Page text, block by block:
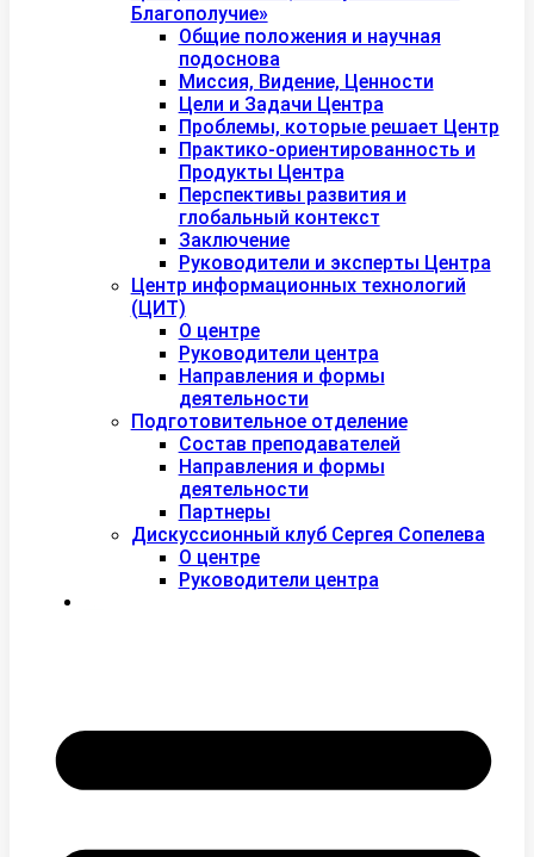
Благополучие»
Общие положения и научная
подоснова
Миссия, Видение, Ценности
Цели и Задачи Центра
Проблемы, которые решает Центр
Практико-ориентированность и
Продукты Центра
Перспективы развития и
глобальный контекст
Заключение
Руководители и эксперты Центра
Центр информационных технологий
(ЦИТ)
О центре
Руководители центра
Направления и формы
деятельности
Подготовительное отделение
Состав преподавателей
Направления и формы
деятельности
Партнеры
Дискуссионный клуб Сергея Сопелева
О центре
Руководители центра